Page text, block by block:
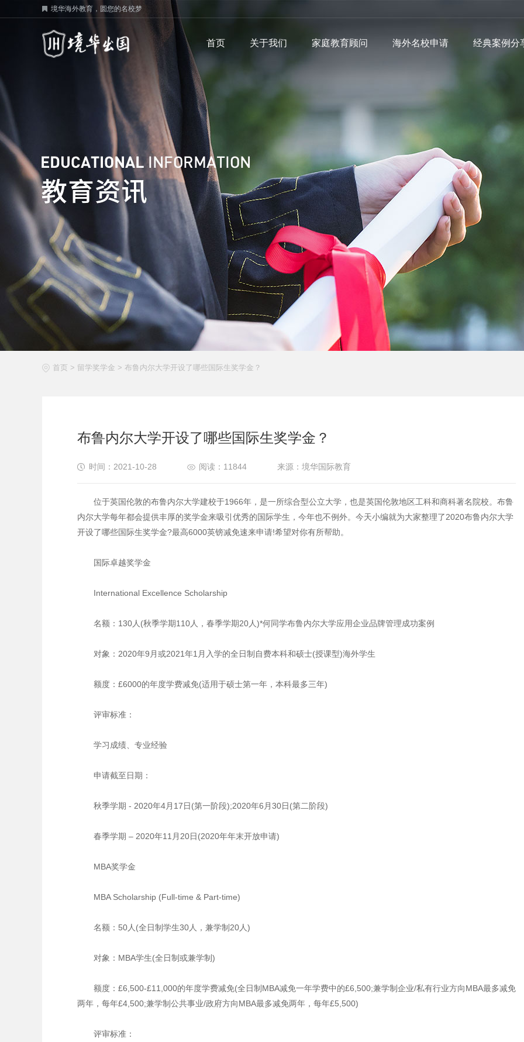
境华海外教育，圆您的名校梦
首页 关于我们 家庭教育顾问 海外名校申请 经典案例分
首页 > 留学奖学金 > 布鲁内尔大学开设了哪些国际生奖学金？
布鲁内尔大学开设了哪些国际生奖学金？
时间：2021-10-28 阅读：11844 来源：境华国际教育
位于英国伦敦的布鲁内尔大学建校于1966年，是一所综合型公立大学，也是英国伦敦地区工科和商科著名院校。布鲁
内尔大学每年都会提供丰厚的奖学金来吸引优秀的国际学生，今年也不例外。今天小编就为大家整理了2020布鲁内尔大学
开设了哪些国际生奖学金?最高6000英镑减免速来申请!希望对你有所帮助。
国际卓越奖学金
International Excellence Scholarship
名额：130人(秋季学期110人，春季学期20人)*何同学布鲁内尔大学应用企业品牌管理成功案例
对象：2020年9月或2021年1月入学的全日制自费本科和硕士(授课型)海外学生
额度：£6000的年度学费减免(适用于硕士第一年，本科最多三年)
评审标准：
学习成绩、专业经验
申请截至日期：
秋季学期 - 2020年4月17日(第一阶段);2020年6月30日(第二阶段)
春季学期 – 2020年11月20日(2020年年末开放申请)
MBA奖学金
MBA Scholarship (Full-time & Part-time)
名额：50人(全日制学生30人，兼学制20人)
对象：MBA学生(全日制或兼学制)
额度：£6,500-£11,000的年度学费减免(全日制MBA减免一年学费中的£6,500;兼学制企业/私有行业方向MBA最多减免
两年，每年£4,500;兼学制公共事业/政府方向MBA最多减免两年，每年£5,500)
评审标准：